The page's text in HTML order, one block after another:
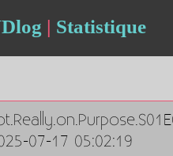
| Statistique
07-17 05:02:19